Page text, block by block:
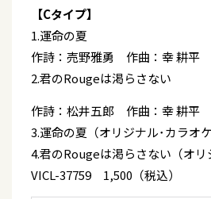
【Cタイプ】
1.運命の夏
作詩：売野雅勇 作曲：幸 耕平
2.君のRougeは渇らさない
作詩：松井五郎 作曲：幸 耕平
3.運命の夏（オリジナル･カラオケ
4.君のRougeは渇らさない（オリ
VICL-37759 1,500（税込）